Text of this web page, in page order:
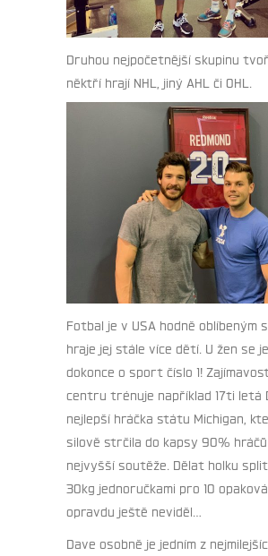
Druhou nejpočetnější skupinu
něktří hrají NHL, jiný AHL či OHL.
Fotbal je v USA hodně oblíbeným
hraje jej stále více dětí. U žen se
dokonce o sport číslo 1!
centru trénuje například 17ti letá
nejlepší hráčka státu Michigan,
silově strčila do kapsy 90%
nejvyšší soutěže. Dělat holku
30kg jednoručkami pro 10
opravdu ještě neviděl…
Dave osobně je jedním z